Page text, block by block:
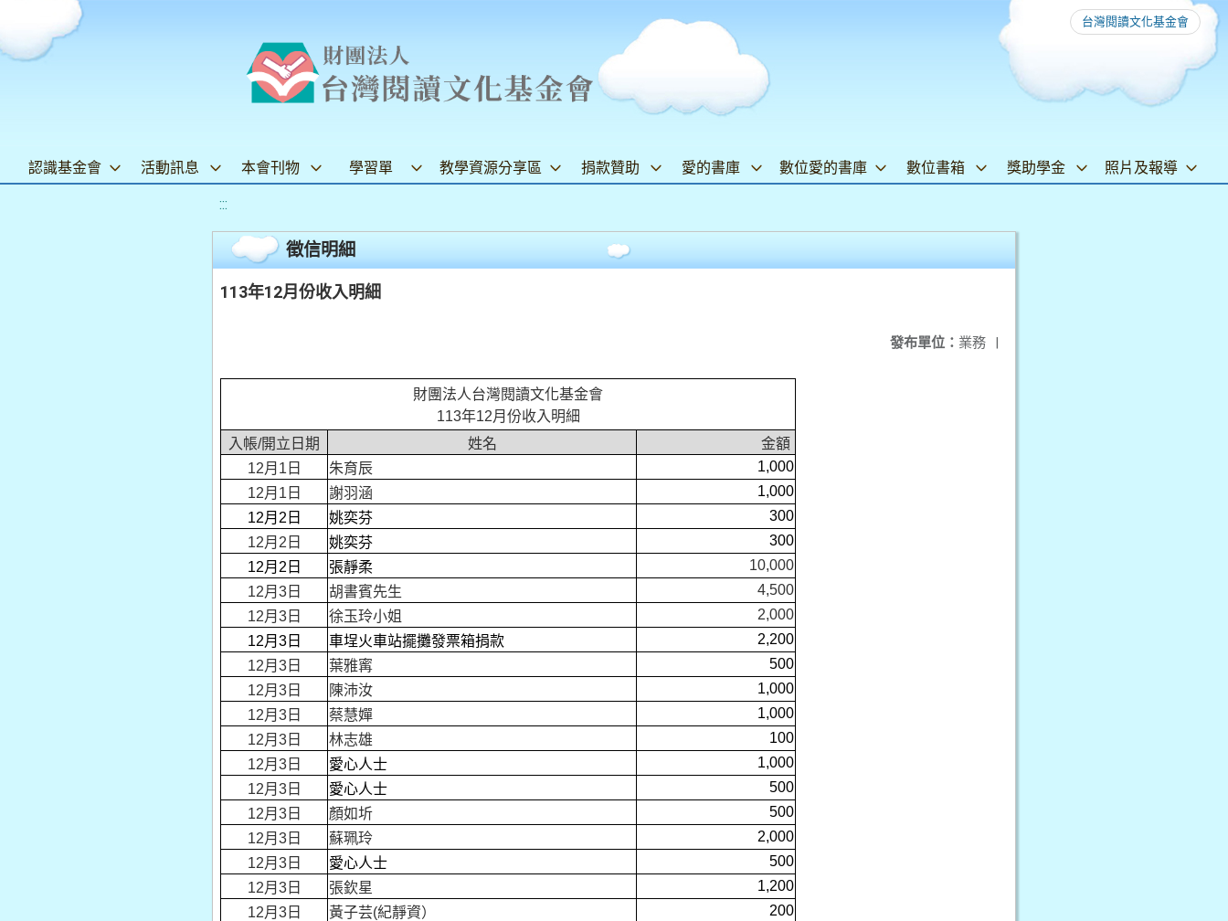
台灣閱讀文化基金會
認識基金會 活動訊息 本會刊物 學習單 教學資源分享區 捐款贊助 愛的書庫 數位愛的書庫 數位書箱 獎助學金 照片及報導
:::
徵信明細
113年12月份收入明細
發布單位： 業務 |
財團法人台灣閱讀文化基金會
113年12月份收入明細
入帳/開立日期
姓名
金額
12月1日
朱育辰
1,000
12月1日
謝羽涵
1,000
12月2日
姚奕芬
300
12月2日
姚奕芬
300
12月2日
張靜柔
10,000
12月3日
胡書賓先生
4,500
12月3日
徐玉玲小姐
2,000
12月3日
車埕火車站擺攤發票箱捐款
2,200
12月3日
葉雅寗
500
12月3日
陳沛汝
1,000
12月3日
蔡慧嬋
1,000
12月3日
林志雄
100
12月3日
愛心人士
1,000
12月3日
愛心人士
500
12月3日
顏如圻
500
12月3日
蘇珮玲
2,000
12月3日
愛心人士
500
12月3日
張欽星
1,200
12月3日
黃子芸(紀靜資）
200